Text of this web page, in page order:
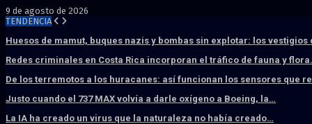
9 de agosto de 2026
TENDENCIA
Huesos de mamut, buques nazis y bombas sin explotar: los vestigios
Redes criminales en Costa Rica incorporan el tráfico de fauna y
De los terremotos a los huracanes: así funcionan los sensores que
Justo cuando el 737 MAX volvía a darle oxígeno a Boeing, la…
La IA ha creado un virus que la naturaleza no había creado…